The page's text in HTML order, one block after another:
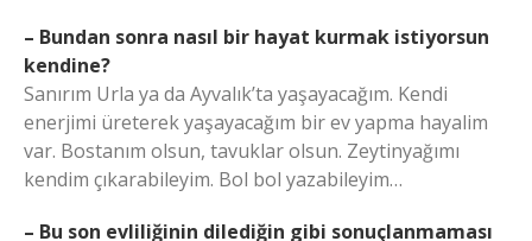
– Bundan sonra nasıl bir hayat kurmak istiyorsun
kendine?
Sanırım Urla ya da Ayvalık’ta yaşayacağım. Kendi
enerjimi üreterek yaşayacağım bir ev yapma hayalim
var. Bostanım olsun, tavuklar olsun. Zeytinyağımı
kendim çıkarabileyim. Bol bol yazabileyim…
– Bu son evliliğinin dilediğin gibi sonuçlanmaması